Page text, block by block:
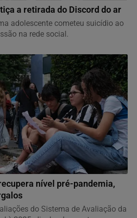
a retirada do Discord do ar
adolescente cometeu suicídio ao
na rede social.
nível pré-pandemia,
do Sistema de Avaliação da